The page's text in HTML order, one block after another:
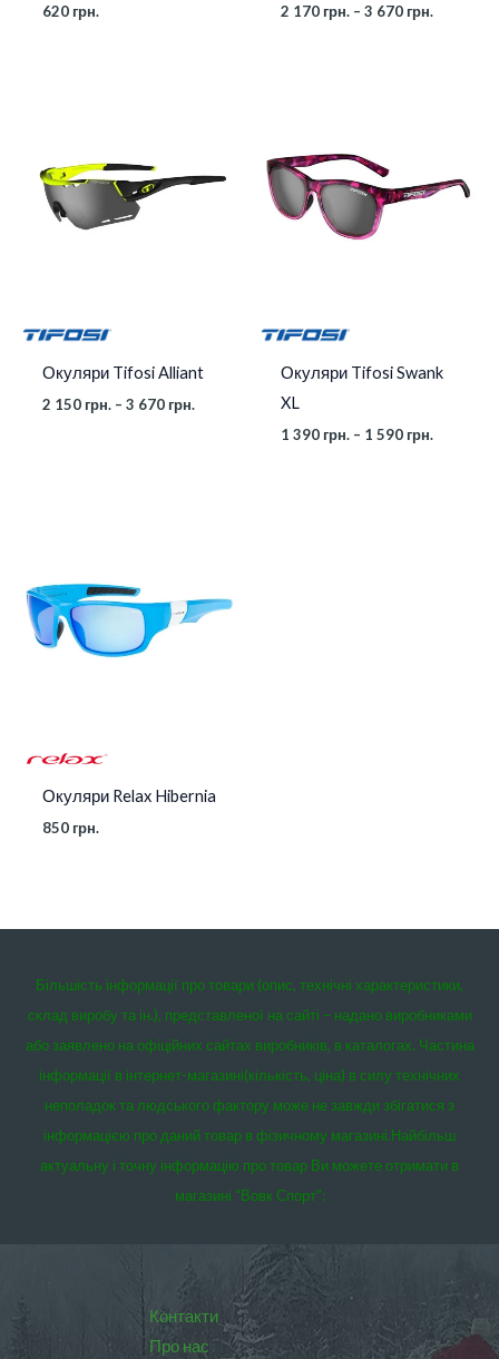
620 грн. 2 170 грн. – 3 670 грн.
Окуляри Tifosi Alliant
2 150 грн. – 3 670 грн.
150 грн.
Окуляри Tifosi Swank
XL
1 390 грн. – 1 590 грн.
до
Окуляри Relax Hibernia
850 грн.
Більшість інформації про товари (опис, технічні характеристики,
склад виробу та ін.), представленої на сайті – надано виробниками
або заявлено на офіційних сайтах виробників, в каталогах. Частина
інформації в інтернет-магазині(кількість, ціна) в силу технічних
неполадок та людського фактору може не завжди збігатися з
інформацією про даний товар в фізичному магазині.Найбільш
актуальну і точну інформацію про товар Ви можете отримати в
магазині “Вовк Спорт”:
Контакти
Про нас